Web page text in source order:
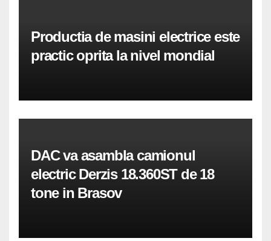
Productia de masini electrice este
practic oprita la nivel mondial
DAC va asambla camionul
electric Derzis 18.360ST de 18
tone in Brasov